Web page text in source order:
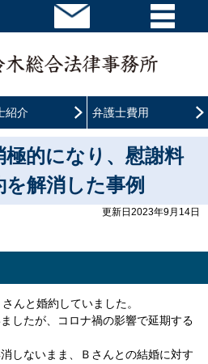
紹介 弁護士費用
的になり、慰謝料
解消した事例
更新日2023年9月14日
んと婚約していました。
したが、コロナ禍の影響で延期する
しないまま、Ｂさんとの結婚に対す